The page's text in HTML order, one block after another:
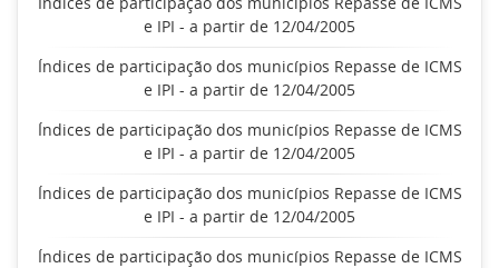
e IPI - a partir de 12/04/2005
Índices de participação dos municípios Repasse de ICMS
e IPI - a partir de 12/04/2005
Índices de participação dos municípios Repasse de ICMS
e IPI - a partir de 12/04/2005
Índices de participação dos municípios Repasse de ICMS
e IPI - a partir de 12/04/2005
Índices de participação dos municípios Repasse de ICMS